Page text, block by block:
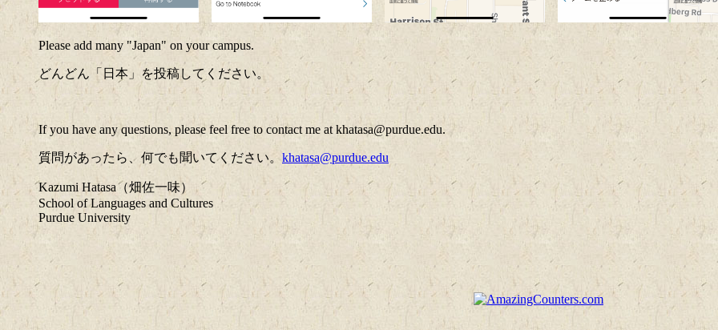
Please add many "Japan" on your campus.
どんどん「日本」を投稿してください。
If you have any questions, please feel free to contact me at khatasa@purdue.edu.
質問があったら、何でも聞いてください。 khatasa@purdue.edu
Kazumi Hatasa（畑佐一味）
School of Languages and Cultures
Purdue University